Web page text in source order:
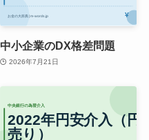
中小企業のDX格差問題
2026年7月21日